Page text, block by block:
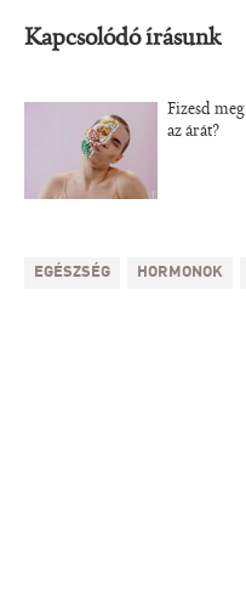
Kapcsolódó írásunk
Fizesd meg
az árát?
EGÉSZSÉG HORMONOK